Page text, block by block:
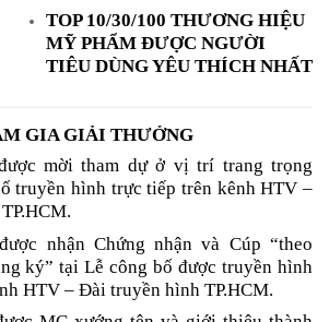
TOP 10/30/100 THƯƠNG HIỆU
MỸ PHẨM ĐƯỢC NGƯỜI
TIÊU DÙNG YÊU THÍCH NHẤT
GIA GIẢI THƯỞNG
mời tham dự ở vị trí trang trọng
truyền hình trực tiếp trên kênh HTV –
nhận Chứng nhận và Cúp “theo
ký” tại Lễ công bố được truyền hình
HTV – Đài truyền hình TP.HCM.